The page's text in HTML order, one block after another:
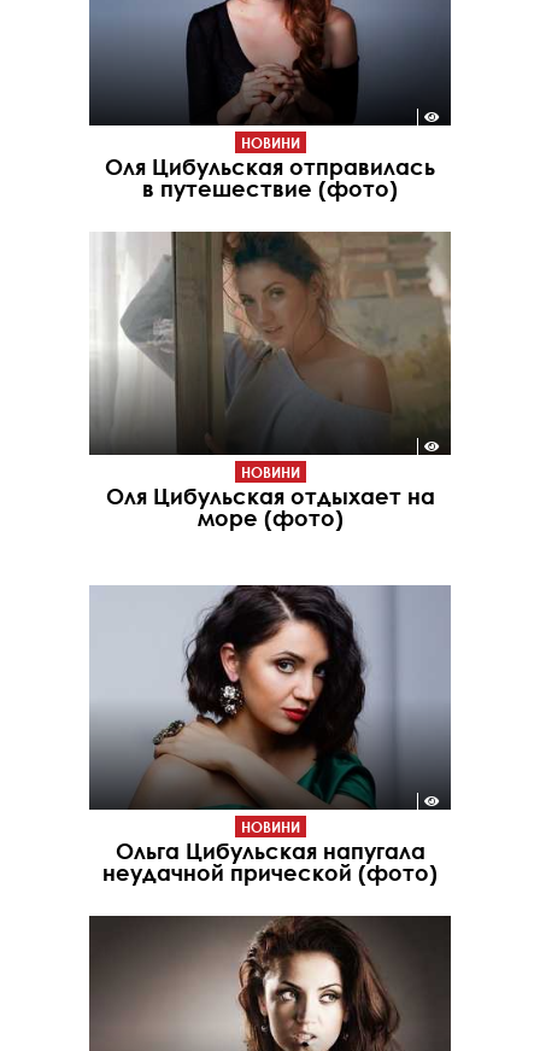
НОВИНИ
Оля Цибульская отправилась
в путешествие (фото)
НОВИНИ
Оля Цибульская отдыхает на
море (фото)
НОВИНИ
Ольга Цибульская напугала
неудачной прической (фото)